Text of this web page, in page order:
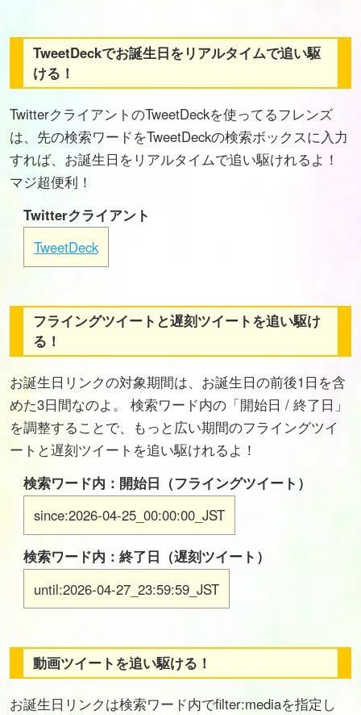
TweetDeckでお誕生日をリアルタイムで追い駆
ける！
TwitterクライアントのTweetDeckを使ってるフレンズ
は、先の検索ワードをTweetDeckの検索ボックスに入力
すれば、お誕生日をリアルタイムで追い駆けれるよ！
マジ超便利！
Twitterクライアント
TweetDeck
フライングツイートと遅刻ツイートを追い駆け
る！
お誕生日リンクの対象期間は、お誕生日の前後1日を含
めた3日間なのよ。 検索ワード内の「開始日 / 終了日」
を調整することで、もっと広い期間のフライングツイ
ートと遅刻ツイートを追い駆けれるよ！
検索ワード内：開始日（フライングツイート）
since:2026-04-25_00:00:00_JST
検索ワード内：終了日（遅刻ツイート）
until:2026-04-27_23:59:59_JST
動画ツイートを追い駆ける！
お誕生日リンクは検索ワード内でfilter:mediaを指定し